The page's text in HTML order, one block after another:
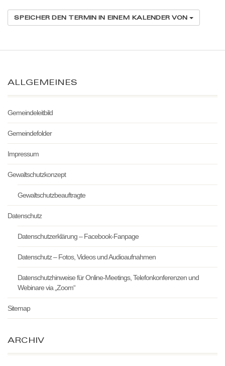
SPEICHER DEN TERMIN IN EINEM KALENDER VON
ALLGEMEINES
Gemeindeleitbild
Gemeindefolder
Impressum
Gewaltschutzkonzept
Gewaltschutzbeauftragte
Datenschutz
Datenschutzerklärung – Facebook-Fanpage
Datenschutz – Fotos, Videos und Audioaufnahmen
Datenschutzhinweise für Online-Meetings, Telefonkonferenzen und
Webinare via „Zoom“
Sitemap
ARCHIV